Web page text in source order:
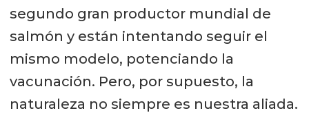
segundo gran productor mundial de
salmón y están intentando seguir el
mismo modelo, potenciando la
vacunación. Pero, por supuesto, la
naturaleza no siempre es nuestra aliada.